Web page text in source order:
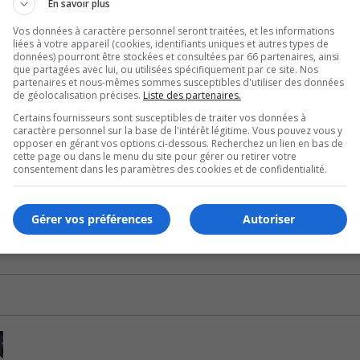
puis transportée d’urgence à l’hôpital.
à la fin du mois.
à l’entrée des palais de justice de Longueuil, de
En savoir plus
Vos données à caractère personnel seront traitées, et les informations
liées à votre appareil (cookies, identifiants uniques et autres types de
données) pourront être stockées et consultées par 66 partenaires, ainsi
que partagées avec lui, ou utilisées spécifiquement par ce site. Nos
partenaires et nous-mêmes sommes susceptibles d'utiliser des données
de géolocalisation précises. Liste des partenaires.
Certains fournisseurs sont susceptibles de traiter vos données à
caractère personnel sur la base de l'intérêt légitime. Vous pouvez vous y
opposer en gérant vos options ci-dessous. Recherchez un lien en bas de
cette page ou dans le menu du site pour gérer ou retirer votre
consentement dans les paramètres des cookies et de confidentialité.
Autoriser
Gérer vos préférences